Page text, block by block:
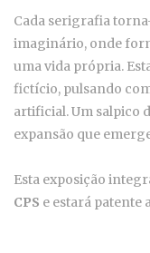
Cada serigrafia
imaginário, onde
uma vida própria.
fictício, pulsando
artificial. Um salpico
expansão que
Esta exposição
CPS e estará patente